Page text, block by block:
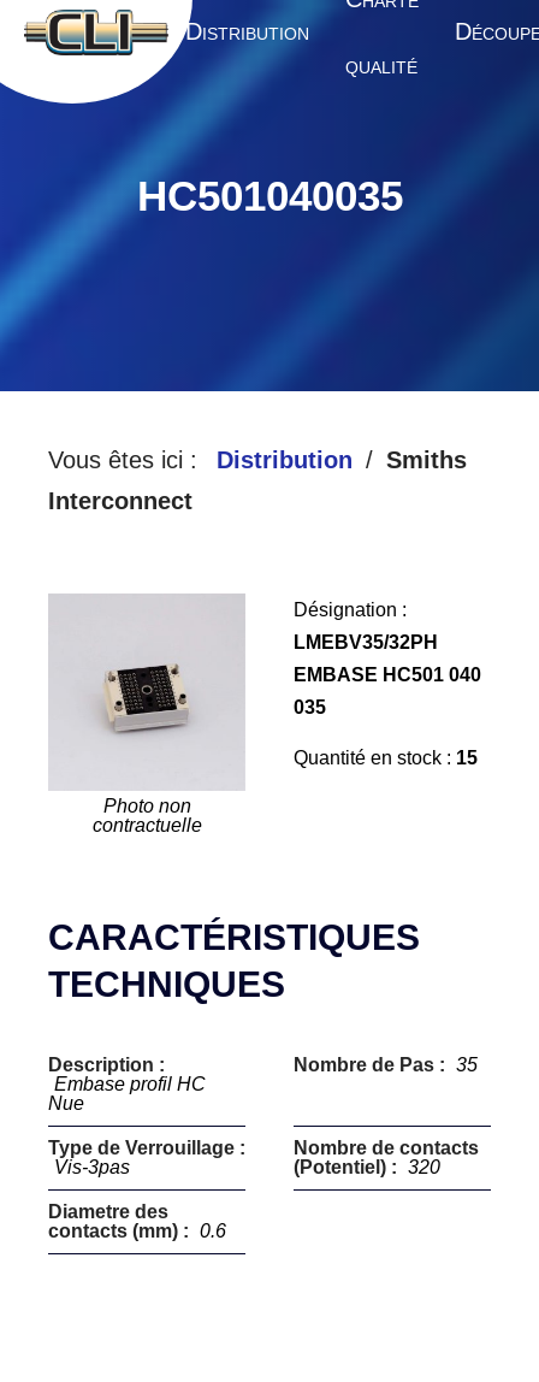
A CCUEIL DISTRIBUTION
QUALITÉ
D
HC501040035
Vous êtes ici : Distribution
Smiths
Interconnect
Photo non
contractuelle
Désignation :
LMEBV35/32PH
EMBASE HC501 040
035
Quantité en stock : 15
CARACTÉRISTIQUES
TECHNIQUES
Description :
Embase profil HC
Nue
Nombre de Pas : 35
Type de Verrouillage :
Vis-3pas
Nombre de contacts
(Potentiel) : 320
Diametre des
contacts (mm) : 0.6